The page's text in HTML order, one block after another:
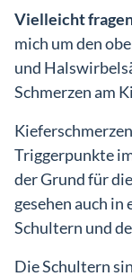
Vielleicht
mich um den
und
Schmerzen am
Triggerpunkte
der Grund für
gesehen auch
Schultern und
Die Schultern